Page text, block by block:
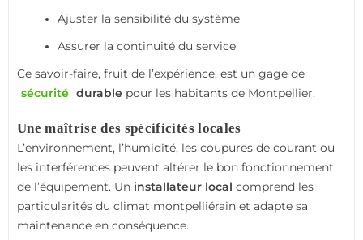
Ajuster la sensibilité du système
Assurer la continuité du service
Ce savoir-faire, fruit de l’expérience, est un gage de
sécurité durable pour les habitants de Montpellier.
Une maîtrise des spécificités locales
L’environnement, l’humidité, les coupures de courant ou
les interférences peuvent altérer le bon fonctionnement
de l’équipement. Un installateur local comprend les
particularités du climat montpelliérain et adapte sa
maintenance en conséquence.